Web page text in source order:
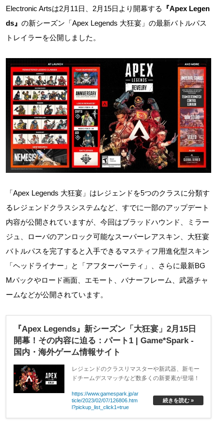
Electronic Artsは2月11日、2月15日より開幕する
『Apex Legen
ds』 の新シーズン「Apex Legends 大狂宴」の最新バトルパス
トレイラーを公開しました。
「Apex Legends 大狂宴」はレジェンドを5つのクラスに分類す
るレジェンドクラスシステムなど、すでに一部のアップデート
内容が公開されていますが、今回はブラッドハウンド、ミラー
ジュ、ローバのアンロック可能なスーパーレアスキン、大狂宴
バトルパスを完了すると入手できるマスティフ用進化型スキン
「ヘッドライナー」と「アフターパーティ」、さらに最新BG
Mパックやロード画面、エモート、バナーフレーム、武器チャ
ームなどが公開されています。
『Apex Legends』新シーズン「大狂宴」2月15日
開幕！その内容に迫る：パート1 | Game*Spark -
国内・海外ゲーム情報サイト
レジェンドのクラスリマスターや新武器、新モー
ドチームデスマッチなど数多くの新要素が登場！
https://www.gamespark.jp/ar
ticle/2023/02/07/126806.htm
l?pickup_list_click1=true
続きを読む »